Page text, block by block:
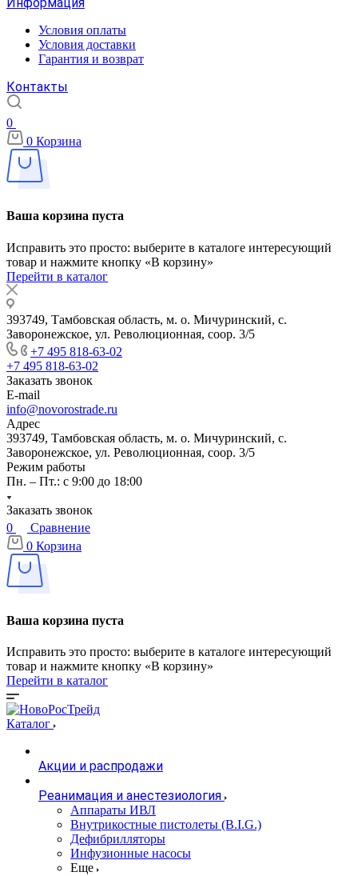
Условия оплаты
Условия доставки
Гарантия и возврат
Контакты
0
0 Корзина
Ваша корзина пуста
Исправить это просто: выберите в каталоге интересующий
товар и нажмите кнопку «В корзину»
Перейти в каталог
393749, Тамбовская область, м. о. Мичуринский, с.
Заворонежское, ул. Революционная, соор. 3/5
+7 495 818-63-02
+7 495 818-63-02
Заказать звонок
E-mail
info@novorostrade.ru
Адрес
393749, Тамбовская область, м. о. Мичуринский, с.
Заворонежское, ул. Революционная, соор. 3/5
Режим работы
Пн. – Пт.: с 9:00 до 18:00
Заказать звонок
0
Сравнение
0 Корзина
Ваша корзина пуста
Исправить это просто: выберите в каталоге интересующий
товар и нажмите кнопку «В корзину»
Перейти в каталог
Каталог
Акции и распродажи
Реанимация и анестезиология
Аппараты ИВЛ
Внутрикостные пистолеты (B.I.G.)
Дефибрилляторы
Инфузионные насосы
Еще